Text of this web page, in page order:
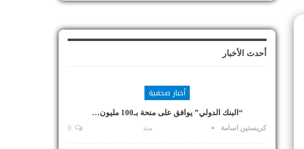
أحدث الأخبار
أخبار صحفية
“البنك الدولي” يوافق على منحة بـ100 مليون…
كريستين اسامة منذ